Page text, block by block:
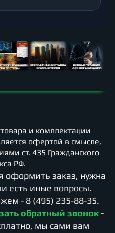
и комплектации
офертой в смысле,
ст. 435 Гражданского
РФ.
оформить заказ, нужна
есть иные вопросы.
- 8 (495) 235-88-35.
обратный звонок -
мы сами вам